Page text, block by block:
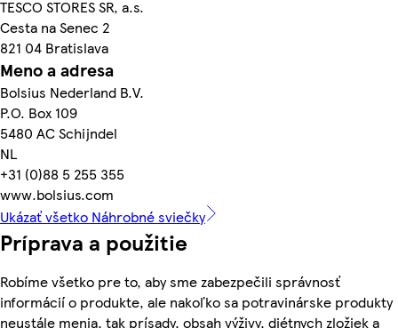
TESCO STORES SR, a.s.
Cesta na Senec 2
821 04 Bratislava
Meno a adresa
Bolsius Nederland B.V.
P.O. Box 109
5480 AC Schijndel
NL
+31 (0)88 5 255 355
www.bolsius.com
Ukázať všetko Náhrobné sviečky
Príprava a použitie
Robíme všetko pre to, aby sme zabezpečili správnosť
informácií o produkte, ale nakoľko sa potravinárske produkty
neustále menia, tak prísady, obsah výživy, diétnych zložiek a